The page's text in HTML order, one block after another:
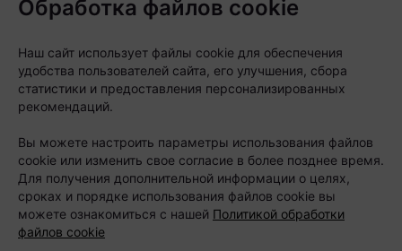
Pets Fest проводится уже в шестой раз и
животных, но и семьи с детьми, а также всех,
кому интересна тема зоозащиты и активного
отдыха на природе. В этом сезоне организаторы
добавили новые тематические зоны и расширили
список активностей для гостей разных возрастов.
Одна из постоянных фишек фестиваля — квест-
карта. С ее помощью посетители проходят
Обработка файлов cookie
Наш сайт использует файлы cookie для обеспечения
удобства пользователей сайта, его улучшения, сбора
статистики и предоставления персонализированных
рекомендаций.
Вы можете настроить параметры использования файлов
cookie или изменить свое согласие в более позднее время.
Для получения дополнительной информации о целях,
сроках и порядке использования файлов cookie вы
можете ознакомиться с нашей Политикой обработки
файлов cookie